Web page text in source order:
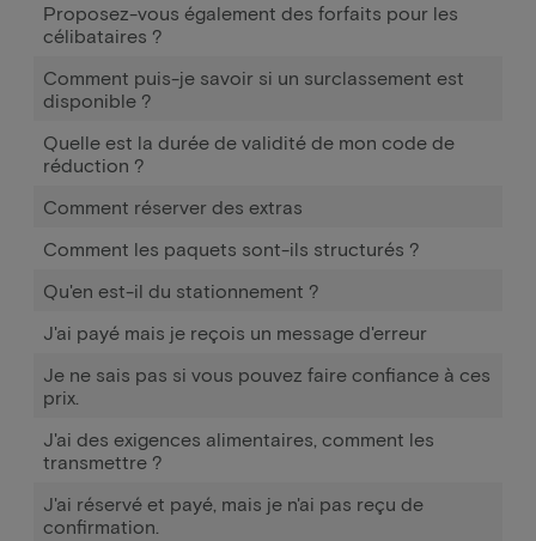
Proposez-vous également des forfaits pour les
célibataires ?
Comment puis-je savoir si un surclassement est
disponible ?
Quelle est la durée de validité de mon code de
réduction ?
Comment réserver des extras
Comment les paquets sont-ils structurés ?
Qu'en est-il du stationnement ?
J'ai payé mais je reçois un message d'erreur
Je ne sais pas si vous pouvez faire confiance à ces
prix.
J'ai des exigences alimentaires, comment les
transmettre ?
J'ai réservé et payé, mais je n'ai pas reçu de
confirmation.